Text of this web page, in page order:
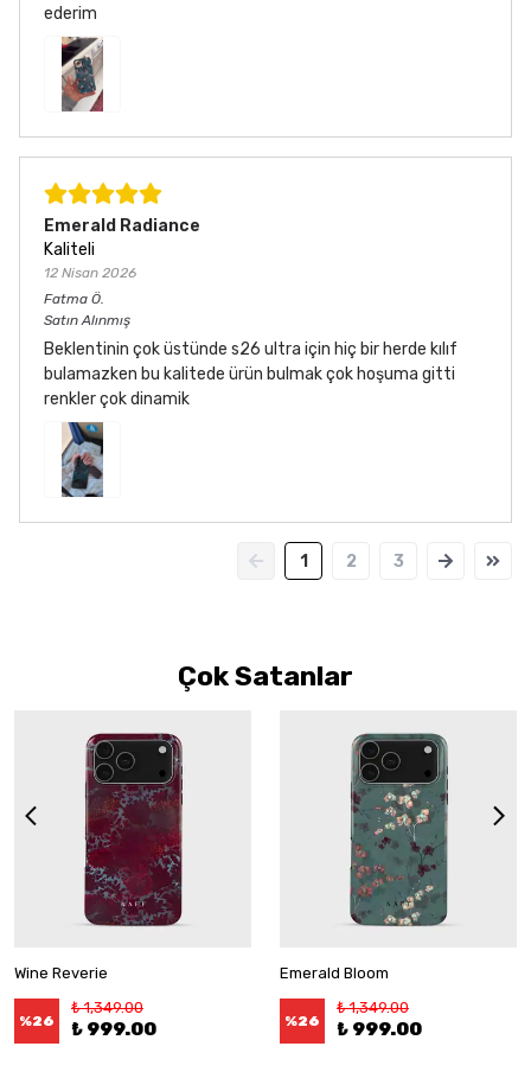
ederim
Emerald Radiance
Kaliteli
12 Nisan 2026
Fatma Ö.
Satın Alınmış
Beklentinin çok üstünde s26 ultra için hiç bir herde kılıf
bulamazken bu kalitede ürün bulmak çok hoşuma gitti
renkler çok dinamik
1 2 3
Çok Satanlar
Wine Reverie
%26
₺ 1,349.00
₺ 999.00
Emerald Bloom
%26
₺ 1,349.00
₺ 999.00